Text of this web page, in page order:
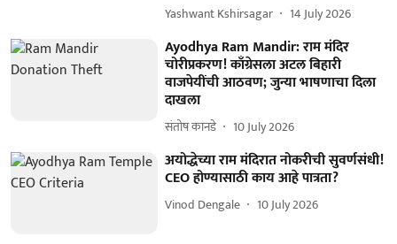
Yashwant Kshirsagar 14 July 2026
Ayodhya Ram Mandir: राम मंदिर
चोरीप्रकरण! काँग्रेसला अटल बिहारी
वाजपेयींची आठवण; जुन्या भाषणाचा दिला
दाखला
संतोष कानडे 10 July 2026
अयोद्धेच्या राम मंदिरात नोकरीची सुवर्णसंधी!
CEO होण्यासाठी काय आहे पात्रता?
Vinod Dengale 10 July 2026